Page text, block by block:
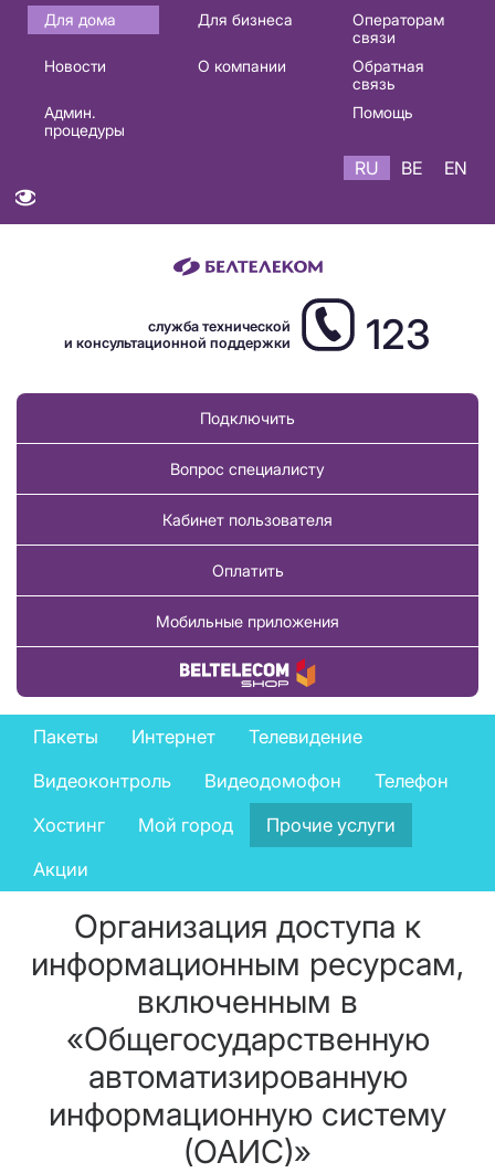
Основная
навигация
Для дома Для бизнеса
Операторам
связи
Новости
О компании
Обратная
связь
Админ.
процедуры
Помощь
RU BE EN
служба технической
и консультационной поддержки
123
Подключить
Вопрос специалисту
Кабинет пользователя
Оплатить
Мобильные приложения
Купить товар
Private
services
menu
Пакеты Интернет
Телевидение
Видеоконтроль
Видеодомофон
Телефон
Хостинг
Мой город
Прочие услуги
Акции
Организация доступа к
информационным ресурсам,
включенным в
«Общегосударственную
автоматизированную
информационную систему
(ОАИС)»